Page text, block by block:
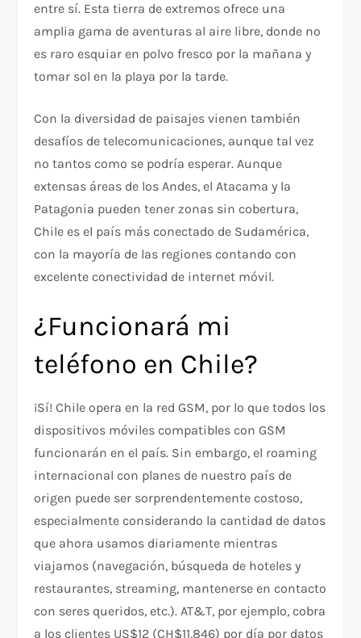
entre sí. Esta tierra de extremos ofrece una
amplia gama de aventuras al aire libre, donde no
es raro esquiar en polvo fresco por la mañana y
tomar sol en la playa por la tarde.
Con la diversidad de paisajes vienen también
desafíos de telecomunicaciones, aunque tal vez
no tantos como se podría esperar. Aunque
extensas áreas de los Andes, el Atacama y la
Patagonia pueden tener zonas sin cobertura,
Chile es el país más conectado de Sudamérica,
con la mayoría de las regiones contando con
excelente conectividad de internet móvil.
¿Funcionará mi
teléfono en Chile?
¡Sí! Chile opera en la red GSM, por lo que todos los
dispositivos móviles compatibles con GSM
funcionarán en el país. Sin embargo, el roaming
internacional con planes de nuestro país de
origen puede ser sorprendentemente costoso,
especialmente considerando la cantidad de datos
que ahora usamos diariamente mientras
viajamos (navegación, búsqueda de hoteles y
restaurantes, streaming, mantenerse en contacto
con seres queridos, etc.). AT&T, por ejemplo, cobra
a los clientes US$12 (CH$11,846) por día por datos